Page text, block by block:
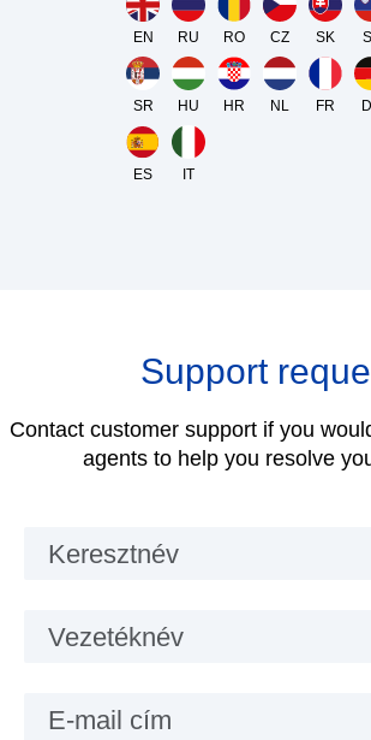
EN RU RO CZ SK
SR HU HR NL FR
ES IT
Support
Contact customer support if you
agents to help you resolve
Keresztnév
Vezetéknév
E-mail cím